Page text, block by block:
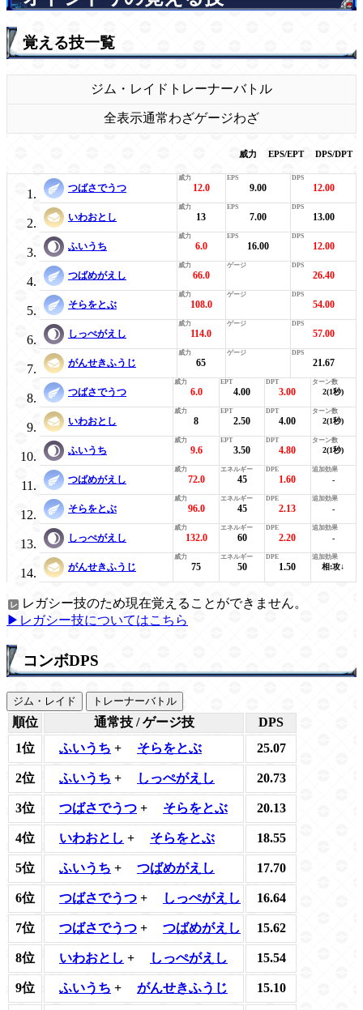
覚える技一覧
ジム・レイド トレーナーバトル
全表示通常わざゲージわざ
威力 EPS/EPT DPS/DPT
つばさでうつ 12.0 9.00 12.00
いわおとし 13 7.00 13.00
ふいうち 6.0 16.00 12.00
つばめがえし 66.0 26.40
そらをとぶ 108.0 54.00
しっぺがえし 114.0 57.00
がんせきふうじ 65 21.67
つばさでうつ 6.0 4.00 3.00 2(1秒)
いわおとし 8 2.50 4.00 2(1秒)
ふいうち 9.6 3.50 4.80 2(1秒)
つばめがえし 72.0 45 1.60 -
そらをとぶ 96.0 45 2.13 -
しっぺがえし 132.0 60 2.20 -
がんせきふうじ 75 50 1.50 相:攻↓
レガシー技のため現在覚えることができません。
▶レガシー技についてはこちら
コンボDPS
ジム・レイド トレーナーバトル
順位 通常技 / ゲージ技
DPS
1位
ふいうち + そらをとぶ 25.07
2位 ふいうち + しっぺがえし 20.73
3位 つばさでうつ + そらをとぶ 20.13
4位 いわおとし + そらをとぶ 18.55
5位 ふいうち + つばめがえし 17.70
6位 つばさでうつ + しっぺがえし 16.64
7位 つばさでうつ + つばめがえし 15.62
8位 いわおとし + しっぺがえし 15.54
9位 ふいうち + がんせきふうじ 15.10